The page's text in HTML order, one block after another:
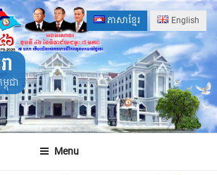
ភាសាខ្មែរ English
ជា
Menu